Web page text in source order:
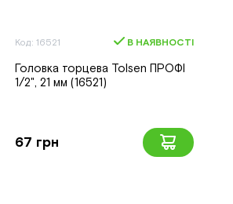
Код: 16521 В НАЯВНОСТІ
Головка торцева Tolsen ПРОФІ
1/2", 21 мм (16521)
67 грн